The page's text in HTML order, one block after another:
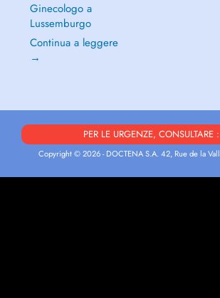
Ginecologo a
Lussemburgo
Continua a leggere
→
PER LE URGENZE, CONSULTARE
Copyright © 2026 - DOCTENA S.A. 42, Rue de la